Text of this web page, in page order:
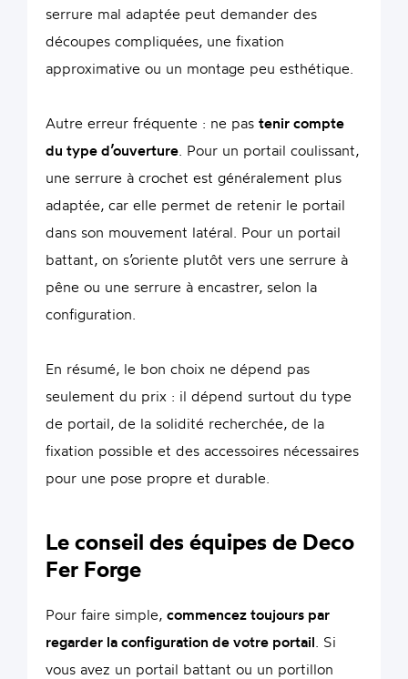
serrure mal adaptée peut demander des
découpes compliquées, une fixation
approximative ou un montage peu esthétique.
Autre erreur fréquente : ne pas tenir compte
du type d’ouverture. Pour un portail coulissant,
une serrure à crochet est généralement plus
adaptée, car elle permet de retenir le portail
dans son mouvement latéral. Pour un portail
battant, on s’oriente plutôt vers une serrure à
pêne ou une serrure à encastrer, selon la
configuration.
En résumé, le bon choix ne dépend pas
seulement du prix : il dépend surtout du type
de portail, de la solidité recherchée, de la
fixation possible et des accessoires nécessaires
pour une pose propre et durable.
Le conseil des équipes de Deco
Fer Forge
Pour faire simple, commencez toujours par
regarder la configuration de votre portail . Si
vous avez un portail battant ou un portillon